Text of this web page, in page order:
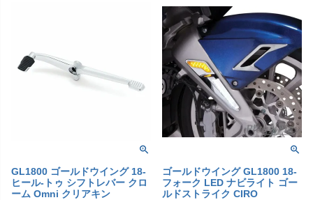
GL1800 ゴールドウイング 18-
ヒール-トゥ シフトレバー クロ
ーム Omni クリアキン
ゴールドウイング GL1800 18-
フォーク LED ナビライト ゴー
ルドストライク CIRO